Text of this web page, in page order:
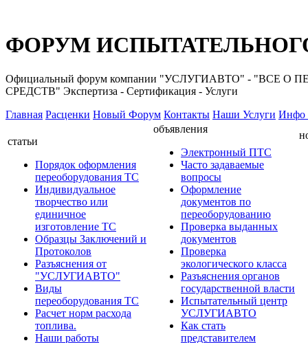
ФОРУМ
Официальный форум компании "УСЛУГИАВТО" -
СРЕДСТВ" Экспертиза - Сертификация - Услуги
Главная Расценки Новый Форум Контакты Наши Услуги Инфо
статьи
Порядок оформления
переоборудования ТС
Индивидуальное
творчество или
единичное
изготовление ТС
Образцы Заключений и
Протоколов
Разъяснения от
"УСЛУГИАВТО"
Виды
переоборудования ТС
Расчет норм расхода
топлива.
Наши работы
объявления
Электронный ПТС
Часто задаваемые
вопросы
Оформление
документов по
переоборудованию
Проверка выданных
документов
Проверка
экологического класса
Разъяснения органов
государственной власти
Испытательный центр
УСЛУГИАВТО
Как стать
представителем